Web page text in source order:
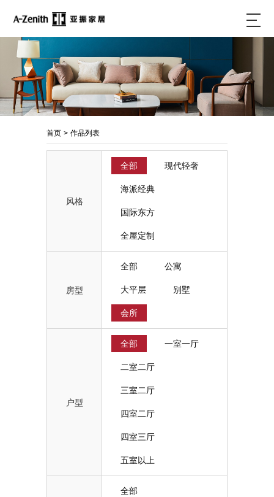
首页 > 作品列表
风格
全部 现代轻奢
海派经典
国际东方
全屋定制
房型
全部 公寓
大平层 别墅
会所
户型
全部 一室一厅
二室二厅
三室二厅
四室二厅
四室三厅
五室以上
全部